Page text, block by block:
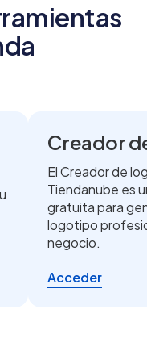
Creador
El Creador de
Tiendanube es
gratuita para
logotipo
negocio.
Acceder